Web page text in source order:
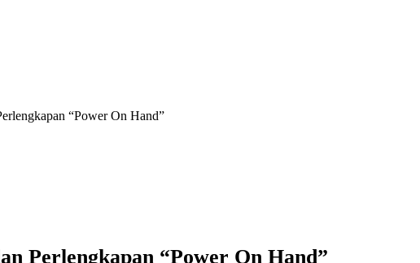
“Power On Hand”
Perlengkapan “Power On Hand”